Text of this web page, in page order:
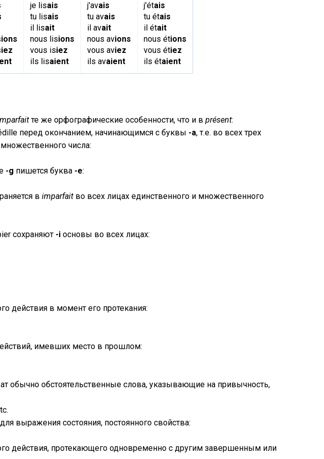
ions
iez
je lisais
tu lisais
il lisait
nous lisions
vous isiez
ils lisaient
j'avais
tu avais
il avait
nous avions
vous aviez
ils avaient
j'étais
tu étais
il était
nous étions
vous étiez
ils étaient
те же орфографические особенности, что и в présent:
перед окончанием, начинающимся с буквы -а, т.е. во всех трех
числа:
-g пишется буква -е:
в imparfait во всех лицах единственного и множественного
сохраняют -i основы во всех лицах:
действия в момент его протекания:
имевших место в прошлом:
обычно обстоятельственные слова, указывающие на привычность,
выражения состояния, постоянного свойства:
действия, протекающего одновременно с другим завершенным или